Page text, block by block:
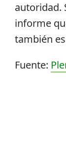
autoridad.
informe
también
Fuente: